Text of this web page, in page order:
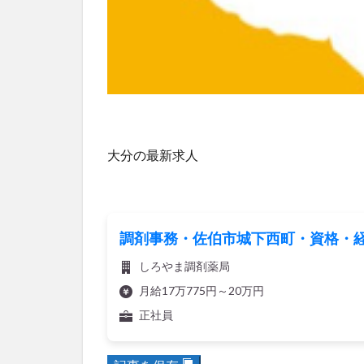
大分の最新求人
調剤事務・佐伯市城下西町・資格・
しろやま調剤薬局
月給17万775円～20万円
正社員